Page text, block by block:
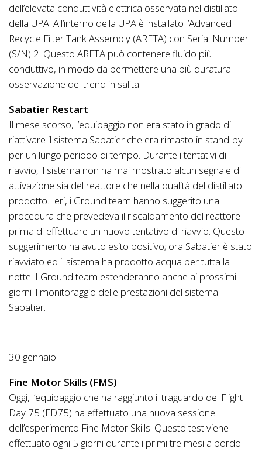
dell’elevata conduttività elettrica osservata nel distillato
della UPA. All’interno della UPA è installato l’Advanced
Recycle Filter Tank Assembly (ARFTA) con Serial Number
(S/N) 2. Questo ARFTA può contenere fluido più
conduttivo, in modo da permettere una più duratura
osservazione del trend in salita.
Sabatier Restart
Il mese scorso, l’equipaggio non era stato in grado di
riattivare il sistema Sabatier che era rimasto in stand-by
per un lungo periodo di tempo. Durante i tentativi di
riavvio, il sistema non ha mai mostrato alcun segnale di
attivazione sia del reattore che nella qualità del distillato
prodotto. Ieri, i Ground team hanno suggerito una
procedura che prevedeva il riscaldamento del reattore
prima di effettuare un nuovo tentativo di riavvio. Questo
suggerimento ha avuto esito positivo; ora Sabatier è stato
riavviato ed il sistema ha prodotto acqua per tutta la
notte. I Ground team estenderanno anche ai prossimi
giorni il monitoraggio delle prestazioni del sistema
Sabatier.
30 gennaio
Fine Motor Skills (FMS)
Oggi, l’equipaggio che ha raggiunto il traguardo del Flight
Day 75 (FD75) ha effettuato una nuova sessione
dell’esperimento Fine Motor Skills. Questo test viene
effettuato ogni 5 giorni durante i primi tre mesi a bordo